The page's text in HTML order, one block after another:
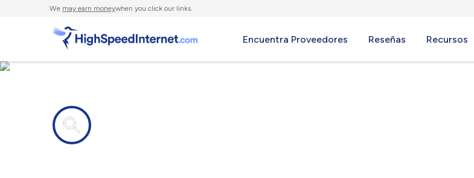
We may earn moneywhen you click our links.
Encuentra Proveedores Reseñas Recursos